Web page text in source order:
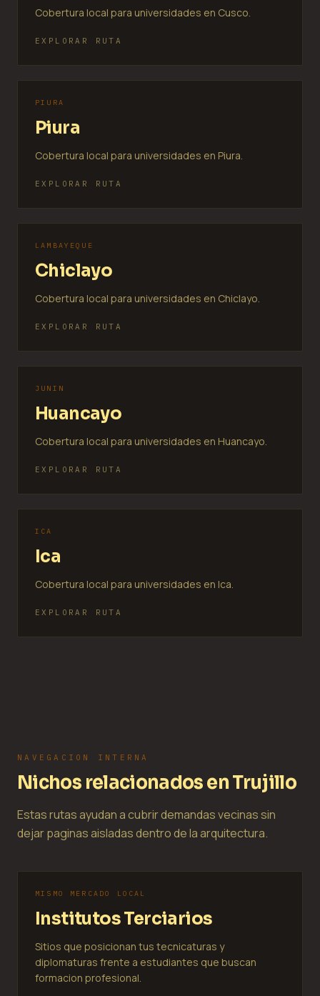
Cobertura local para universidades en Cusco.
EXPLORAR RUTA
PIURA
Piura
Cobertura local para universidades en Piura.
EXPLORAR RUTA
LAMBAYEQUE
Chiclayo
Cobertura local para universidades en Chiclayo.
EXPLORAR RUTA
JUNIN
Huancayo
Cobertura local para universidades en Huancayo.
EXPLORAR RUTA
ICA
Ica
Cobertura local para universidades en Ica.
EXPLORAR RUTA
NAVEGACION INTERNA
Nichos relacionados en Trujillo
Estas rutas ayudan a cubrir demandas vecinas sin
dejar paginas aisladas dentro de la arquitectura.
MISMO MERCADO LOCAL
Institutos Terciarios
Sitios que posicionan tus tecnicaturas y
diplomaturas frente a estudiantes que buscan
formacion profesional.